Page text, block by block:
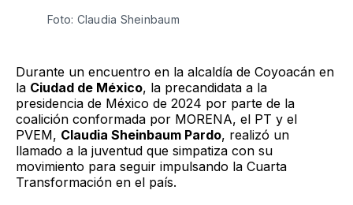
Foto: Claudia Sheinbaum
Durante un encuentro en la alcaldía de Coyoacán en
la Ciudad de México, la precandidata a la
presidencia de México de 2024 por parte de la
coalición conformada por MORENA, el PT y el
PVEM, Claudia Sheinbaum Pardo, realizó un
llamado a la juventud que simpatiza con su
movimiento para seguir impulsando la Cuarta
Transformación en el país.